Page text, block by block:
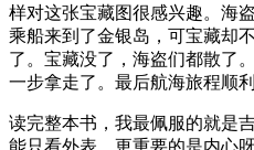
样对这张宝藏图很感兴趣。海
乘船来到了金银岛，可宝藏却
了。宝藏没了，海盗们都散了
一步拿走了。最后航海旅程顺利
读完整本书，我最佩服的就是
能只看外表，更重要的是内心